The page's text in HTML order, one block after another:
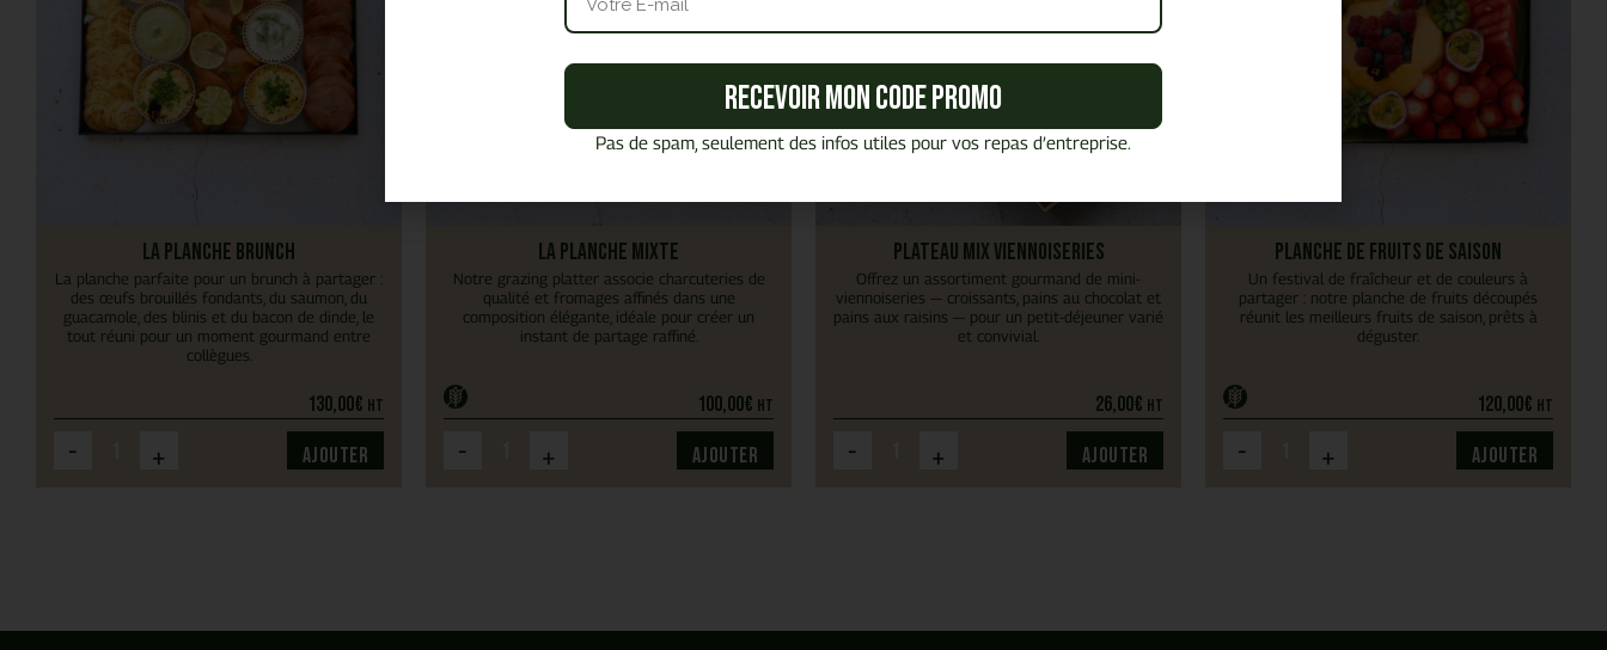
La planche Brunch
La planche parfaite pour un brunch à partager :
des œufs brouillés fondants, du saumon, du
guacamole, des blinis et du bacon de dinde, le
tout réuni pour un moment gourmand entre
collègues.
130,00€ HT
- + Ajouter
La planche mixte
Notre grazing platter associe charcuteries de
qualité et fromages affinés dans une
composition élégante, idéale pour créer un
instant de partage raffiné.
100,00€ HT
- + Ajouter
Plateau Mix Viennoiseries
Offrez un assortiment gourmand de mini-
viennoiseries — croissants, pains au chocolat et
pains aux raisins — pour un petit-déjeuner varié
et convivial.
26,00€ HT
- + Ajouter
Planche de fruits de saison
Un festival de fraîcheur et de couleurs à
partager : notre planche de fruits découpés
réunit les meilleurs fruits de saison, prêts à
déguster.
120,00€ HT
- + Ajouter
Recevoir mon code promo
Pas de spam, seulement des infos utiles pour vos repas d’entreprise.